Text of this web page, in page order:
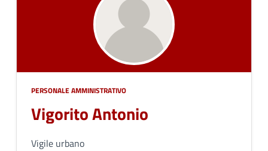
PERSONALE AMMINISTRATIVO
Vigorito Antonio
Vigile urbano